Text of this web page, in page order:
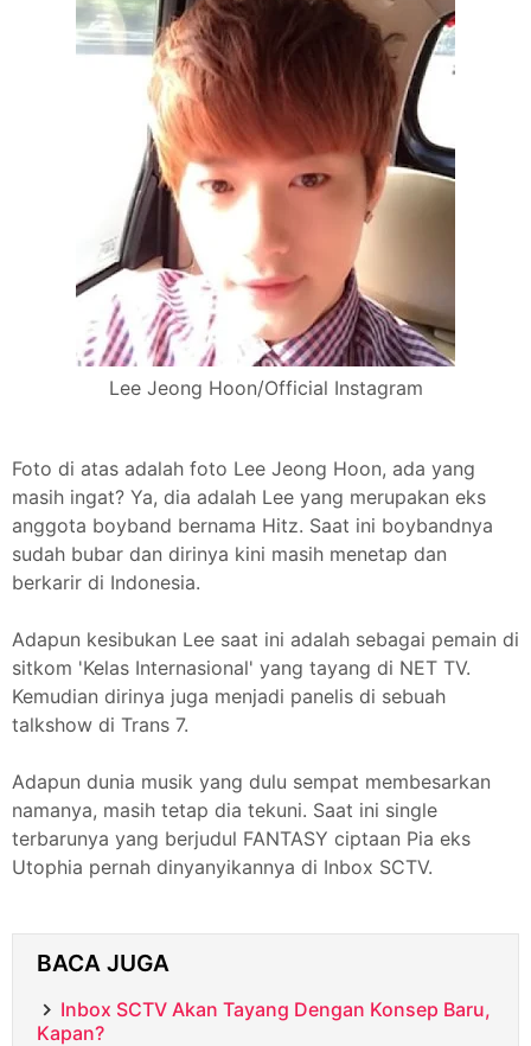
Lee Jeong Hoon/Official Instagram
Foto di atas adalah foto Lee Jeong Hoon, ada yang
masih ingat? Ya, dia adalah Lee yang merupakan eks
anggota boyband bernama Hitz. Saat ini boybandnya
sudah bubar dan dirinya kini masih menetap dan
berkarir di Indonesia.
Adapun kesibukan Lee saat ini adalah sebagai pemain di
sitkom 'Kelas Internasional' yang tayang di NET TV.
Kemudian dirinya juga menjadi panelis di sebuah
talkshow di Trans 7.
Adapun dunia musik yang dulu sempat membesarkan
namanya, masih tetap dia tekuni. Saat ini single
terbarunya yang berjudul FANTASY ciptaan Pia eks
Utophia pernah dinyanyikannya di Inbox SCTV.
BACA JUGA
Inbox SCTV Akan Tayang Dengan Konsep Baru,
Kapan?